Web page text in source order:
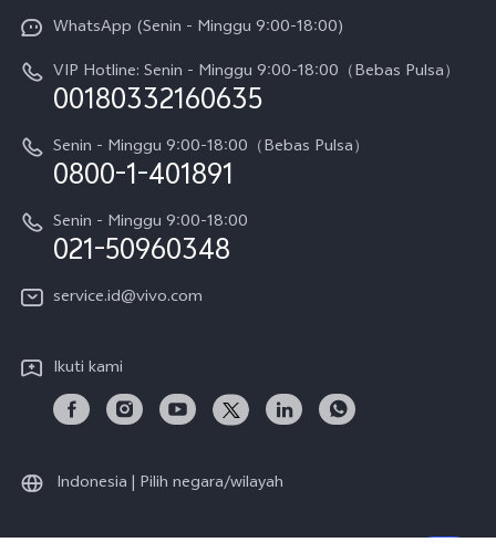
V70
V70 FE
Y05
X300 Pro
Gerai Terdekat
Funtouch OS
Pembaruan Sistem
Harga Spare Part
Otentikasi IMEI
Kebijakan Garansi vivo
Layanan Perbaikan Antar Jemput
Unduh LUT untuk Memulihkan Log
Sejarah
Berita
Pemberitahuan Hukum
Tentang Kami
Pusat Privasi vivo
WhatsApp (Senin - Minggu 9:00-18:00)
VIP Hotline: Senin - Minggu 9:00-18:00（Bebas Pulsa）
00180332160635
Senin - Minggu 9:00-18:00（Bebas Pulsa）
0800-1-401891
Senin - Minggu 9:00-18:00
021-50960348
service.id@vivo.com
Ikuti kami
Indonesia | Pilih negara/wilayah